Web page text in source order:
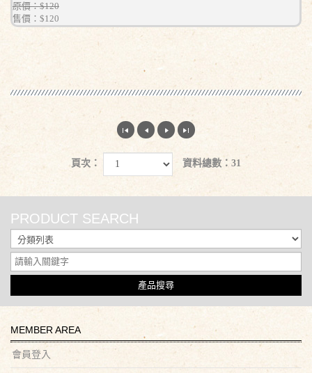
原價：$120
售價： $120
頁次： 資料總數：31
PRODUCT SEARCH
產品搜尋
MEMBER AREA
會員登入